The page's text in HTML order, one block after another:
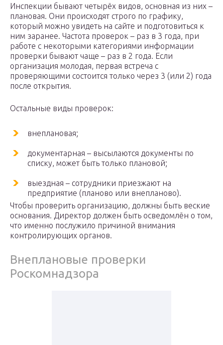
Инспекции бывают четырёх видов, основная из них –
плановая. Они происходят строго по графику,
который можно увидеть на сайте и подготовиться к
ним заранее. Частота проверок – раз в 3 года, при
работе с некоторыми категориями информации
проверки бывают чаще – раз в 2 года. Если
организация молодая, первая встреча с
проверяющими состоится только через 3 (или 2) года
после открытия.
Остальные виды проверок:
внеплановая;
документарная – высылаются документы по
списку, может быть только плановой;
выездная – сотрудники приезжают на
предприятие (планово или внепланово).
Чтобы проверить организацию, должны быть веские
основания. Директор должен быть осведомлён о том,
что именно послужило причиной внимания
контролирующих органов.
Внеплановые проверки
Роскомнадзора